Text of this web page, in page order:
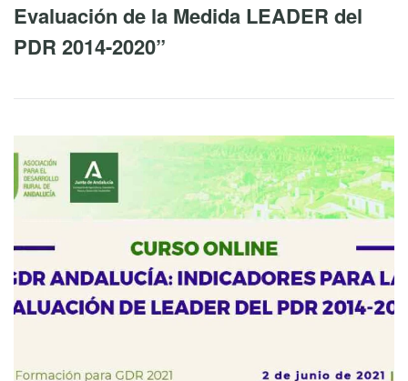
Evaluación de la Medida LEADER del
PDR 2014-2020”